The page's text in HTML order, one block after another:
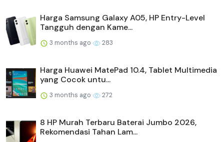
Harga Samsung Galaxy A05, HP Entry-Level
Tangguh dengan Kame...
3 months ago 283
Harga Huawei MatePad 10.4, Tablet Multimedia
yang Cocok untu...
3 months ago 272
8 HP Murah Terbaru Baterai Jumbo 2026,
Rekomendasi Tahan Lam...